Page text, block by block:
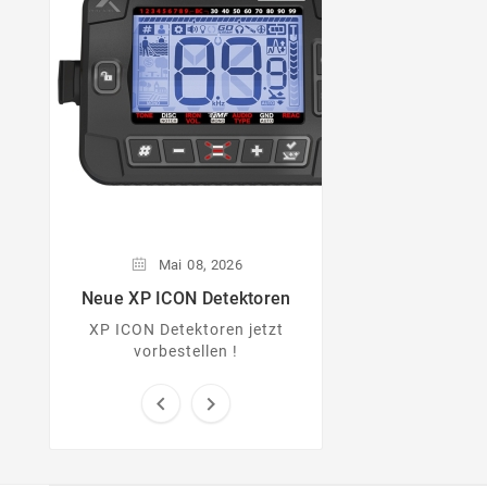
Mai 08, 2026
Neue XP ICON Detektoren
XP ICON Detektoren jetzt
vorbestellen !
 